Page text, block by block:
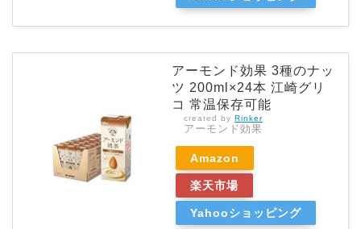
アーモンド効果 3種のナッ
ツ 200ml×24本 江崎グリ
コ 常温保存可能
created by Rinker
アーモンド効果
Amazon
楽天市場
Yahooショッピング